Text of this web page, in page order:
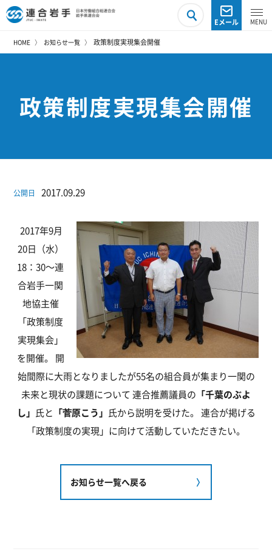
Eメール
HOME お知らせ一覧 政策制度実現集会開催
政策制度実現集会開催
公開日 2017.09.29
2017年9月
20日（水）
18：30～連
合岩手一関
地協主催
「政策制度
実現集会」
を開催。 開
始間際に大雨となりましたが55名の組合員が集まり一関の
未来と現状の課題について 連合推薦議員の 「千葉のぶよ
し」 氏と 「菅原こう」 氏から説明を受けた。 連合が掲げる
「政策制度の実現」に向けて活動していただきたい。
お知らせ一覧へ戻る